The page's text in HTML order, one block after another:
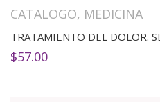
CATALOGO, MEDICINA
TRATAMIENTO DEL DOLOR.
$57.00